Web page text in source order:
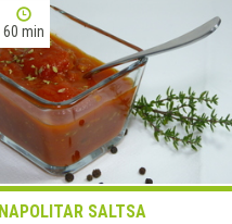
60 min
NAPOLITAR SALTSA